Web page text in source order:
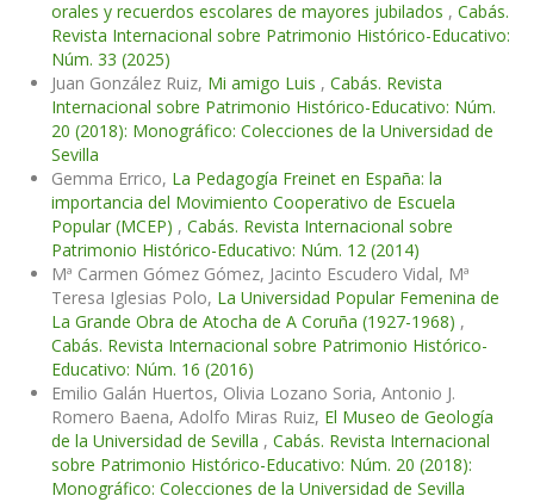
orales y recuerdos escolares de mayores jubilados , Cabás.
Revista Internacional sobre Patrimonio Histórico-Educativo:
Núm. 33 (2025)
Juan González Ruiz, Mi amigo Luis , Cabás. Revista
Internacional sobre Patrimonio Histórico-Educativo: Núm.
20 (2018): Monográfico: Colecciones de la Universidad de
Sevilla
Gemma Errico, La Pedagogía Freinet en España: la
importancia del Movimiento Cooperativo de Escuela
Popular (MCEP) , Cabás. Revista Internacional sobre
Patrimonio Histórico-Educativo: Núm. 12 (2014)
Mª Carmen Gómez Gómez, Jacinto Escudero Vidal, Mª
Teresa Iglesias Polo, La Universidad Popular Femenina de
La Grande Obra de Atocha de A Coruña (1927-1968) ,
Cabás. Revista Internacional sobre Patrimonio Histórico-
Educativo: Núm. 16 (2016)
Emilio Galán Huertos, Olivia Lozano Soria, Antonio J.
Romero Baena, Adolfo Miras Ruiz, El Museo de Geología
de la Universidad de Sevilla , Cabás. Revista Internacional
sobre Patrimonio Histórico-Educativo: Núm. 20 (2018):
Monográfico: Colecciones de la Universidad de Sevilla